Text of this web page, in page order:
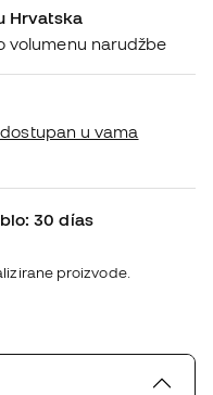
Hrvatska
volumenu narudžbe
u vama
30 días
proizvode.